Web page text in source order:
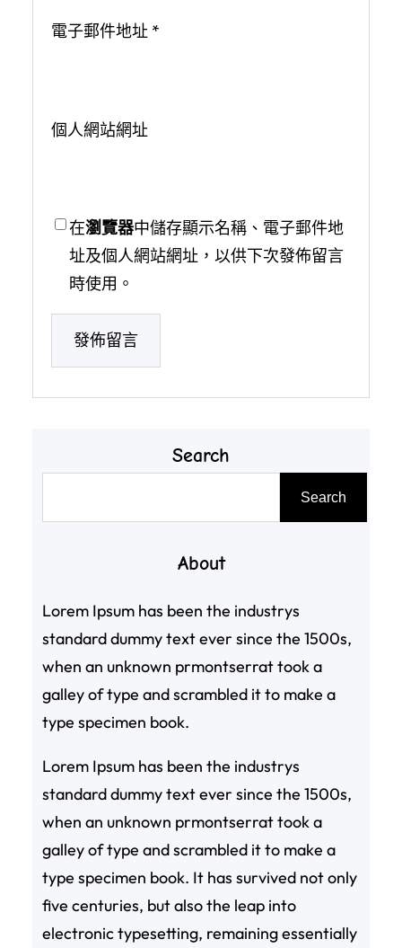
電子郵件地址 *
個人網站網址
在瀏覽器中儲存顯示名稱、電子郵件地
址及個人網站網址，以供下次發佈留言
時使用。
Search
Search
About
Lorem Ipsum has been the industrys
standard dummy text ever since the 1500s,
when an unknown prmontserrat took a
galley of type and scrambled it to make a
type specimen book.
Lorem Ipsum has been the industrys
standard dummy text ever since the 1500s,
when an unknown prmontserrat took a
galley of type and scrambled it to make a
type specimen book. It has survived not only
five centuries, but also the leap into
electronic typesetting, remaining essentially